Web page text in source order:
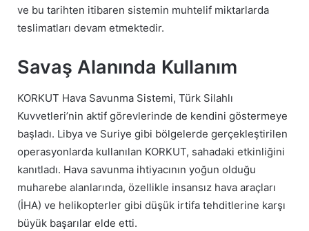
ve bu tarihten itibaren sistemin muhtelif miktarlarda
teslimatları devam etmektedir.
Savaş Alanında Kullanım
KORKUT Hava Savunma Sistemi, Türk Silahlı
Kuvvetleri’nin aktif görevlerinde de kendini göstermeye
başladı. Libya ve Suriye gibi bölgelerde gerçekleştirilen
operasyonlarda kullanılan KORKUT, sahadaki etkinliğini
kanıtladı. Hava savunma ihtiyacının yoğun olduğu
muharebe alanlarında, özellikle insansız hava araçları
(İHA) ve helikopterler gibi düşük irtifa tehditlerine karşı
büyük başarılar elde etti.